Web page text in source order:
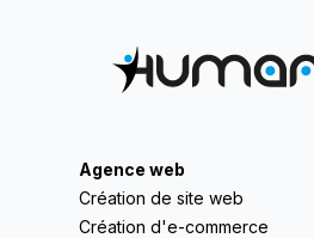
Agence web
Création de site web
Création d'e-commerce